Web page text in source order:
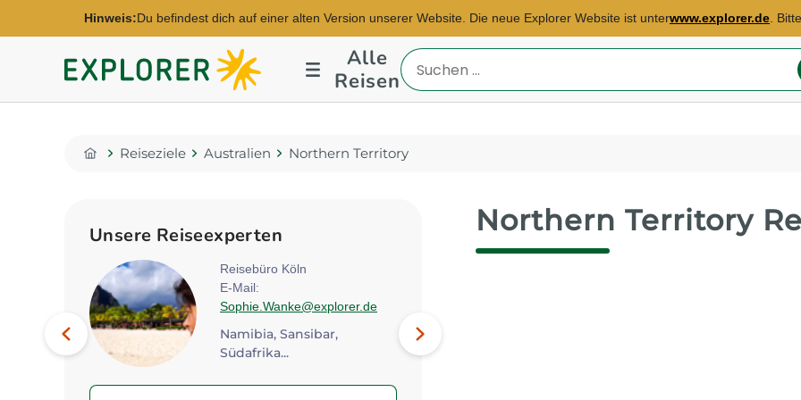
Hinweis:Du befindest dich auf einer alten Version unserer Website. Die neue Explorer Website ist unterwww.explorer.de .
Explorer
Fernreisen
Alle
Reisen
Reiseland
eingeben
Home
Reiseziele Australien Northern Territory
Northern Territory
Unsere Reiseexperten
Reisebüro Köln
E-Mail:
Sophie.Wanke@explorer.de
Namibia, Sansibar,
Südafrika...
Nächstes
Bild